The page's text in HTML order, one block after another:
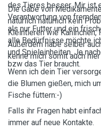
des Tieres besser. Mir ist
Verantwortung von
als nur Futter und ein
alle Bedürfnisse möchte
und Spieleinheiten. Je
bzw das Tier braucht.
Die Gabe von
natürlich natürlich kein
Kleintieren wie Kaninchen,
Außerdem habe selber
kenne mich somit auch
Wenn ich dein Tier
die Blumen gießen, mich
Fische füttern:-)
Falls ihr Fragen habt
immer auf neue Kontakte.